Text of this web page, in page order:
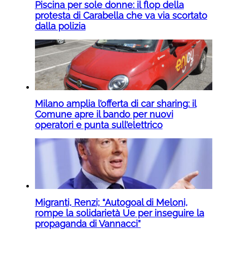
Piscina per sole donne: il flop della
protesta di Carabella che va via scortato
dalla polizia
Milano amplia l’offerta di car sharing: il
Comune apre il bando per nuovi
operatori e punta sull’elettrico
Migranti, Renzi; “Autogoal di Meloni,
rompe la solidarietà Ue per inseguire la
propaganda di Vannacci”